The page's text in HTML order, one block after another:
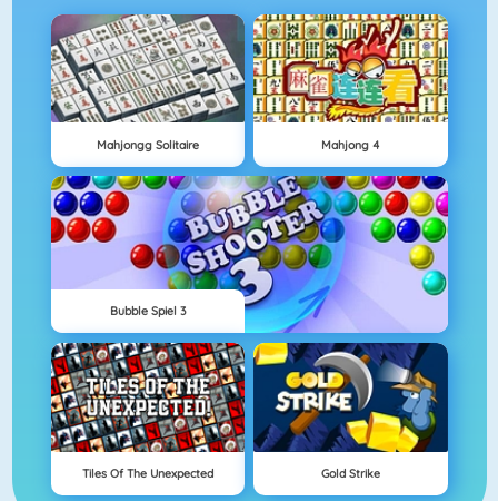
Mahjongg Solitaire Mahjong 4
Bubble Spiel 3
Tiles Of The Unexpected Gold Strike